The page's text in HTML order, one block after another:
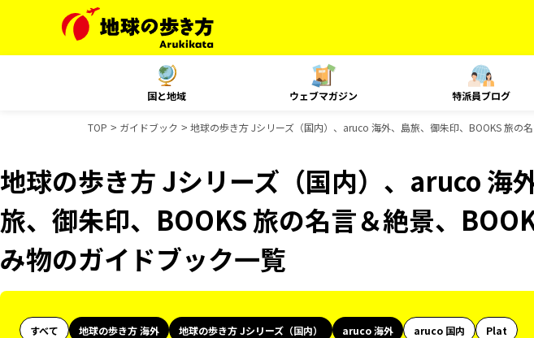
国と地域 ウェブマガジン 特派員ブログ
TOP ガイドブック 地球の歩き方 Jシリーズ（国内）、aruco 海外、島旅、御朱印、BOOKS 旅の
地球の歩き方 Jシリーズ（国内）、aruco 海
旅、御朱印、BOOKS 旅の名言＆絶景、
み物のガイドブック一覧
すべて 地球の歩き方 海外 地球の歩き方 Jシリーズ（国内） aruco 海外 aruco 国内
Plat